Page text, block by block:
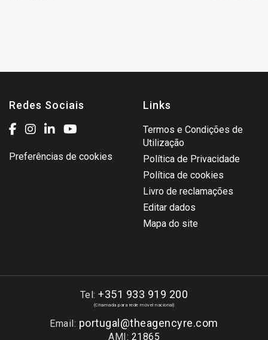
Redes Sociais
Preferências de cookies
Links
Termos e Condições de
Utilização
Política de Privacidade
Política de cookies
Livro de reclamações
Editar dados
Mapa do site
Tel:+351 933 919 200
(Chamada para rede móvel nacional)
Email: portugal@theagencyre.com
AMI: 21865